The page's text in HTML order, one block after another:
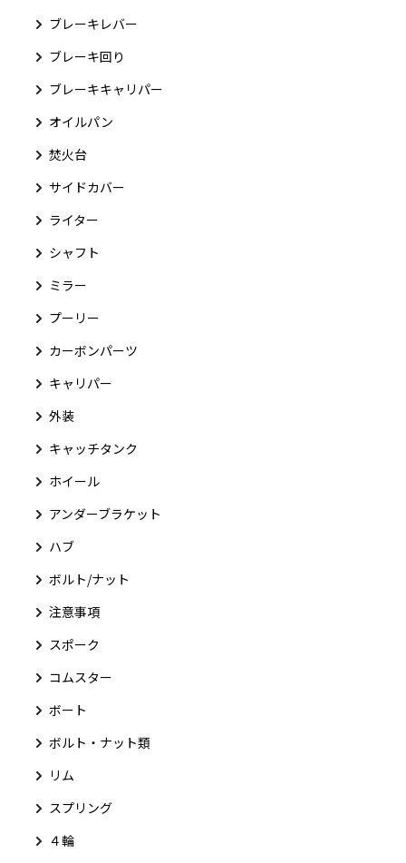
ブレーキレバー
ブレーキ回り
ブレーキキャリパー
オイルパン
焚火台
サイドカバー
ライター
シャフト
ミラー
プーリー
カーボンパーツ
キャリパー
外装
キャッチタンク
ホイール
アンダーブラケット
ハブ
ボルト/ナット
注意事項
スポーク
コムスター
ボート
ボルト・ナット類
リム
スプリング
４輪